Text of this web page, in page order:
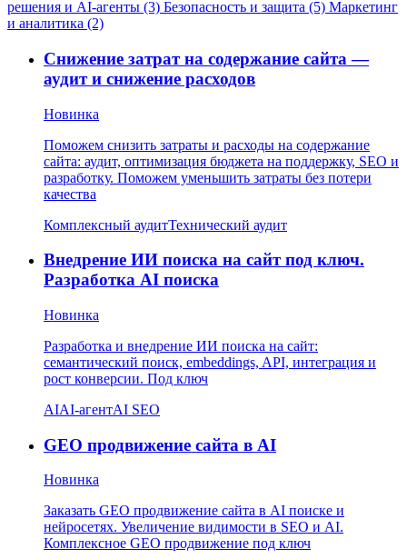
решения и AI-агенты (3) Безопасность и защита (5) Маркетинг
и аналитика (2)
Снижение затрат на содержание сайта —
аудит и снижение расходов
Новинка
Поможем снизить затраты и расходы на содержание
сайта: аудит, оптимизация бюджета на поддержку, SEO и
разработку. Поможем уменьшить затраты без потери
качества
Комплексный аудитТехнический аудит
Внедрение ИИ поиска на сайт под ключ.
Разработка AI поиска
Новинка
Разработка и внедрение ИИ поиска на сайт:
семантический поиск, embeddings, API, интеграция и
рост конверсии. Под ключ
AIAI-агентAI SEO
GEO продвижение сайта в AI
Новинка
Заказать GEO продвижение сайта в AI поиске и
нейросетях. Увеличение видимости в SEO и AI.
Комплексное GEO продвижение под ключ